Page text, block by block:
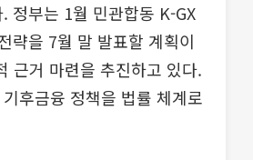
정부는 1월 민관합동 K-GX
략을 7월 말 발표할 계획이
근거 마련을 추진하고 있다.
후금융 정책을 법률 체계로